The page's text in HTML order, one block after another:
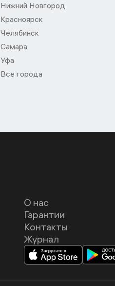
Нижний Новгород
Красноярск
Челябинск
Самара
Уфа
Все города
О нас
Гарантии
Контакты
Журнал